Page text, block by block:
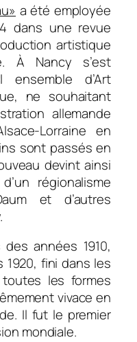
a été employée
dans une revue
artistique
À Nancy s’est
d’Art
ne souhaitant
allemande
Lorraine en
sont passés en
devint ainsi
régionalisme
et d’autres
années 1910,
fini dans les
les formes
vivace en
Il fut le premier
mondiale.